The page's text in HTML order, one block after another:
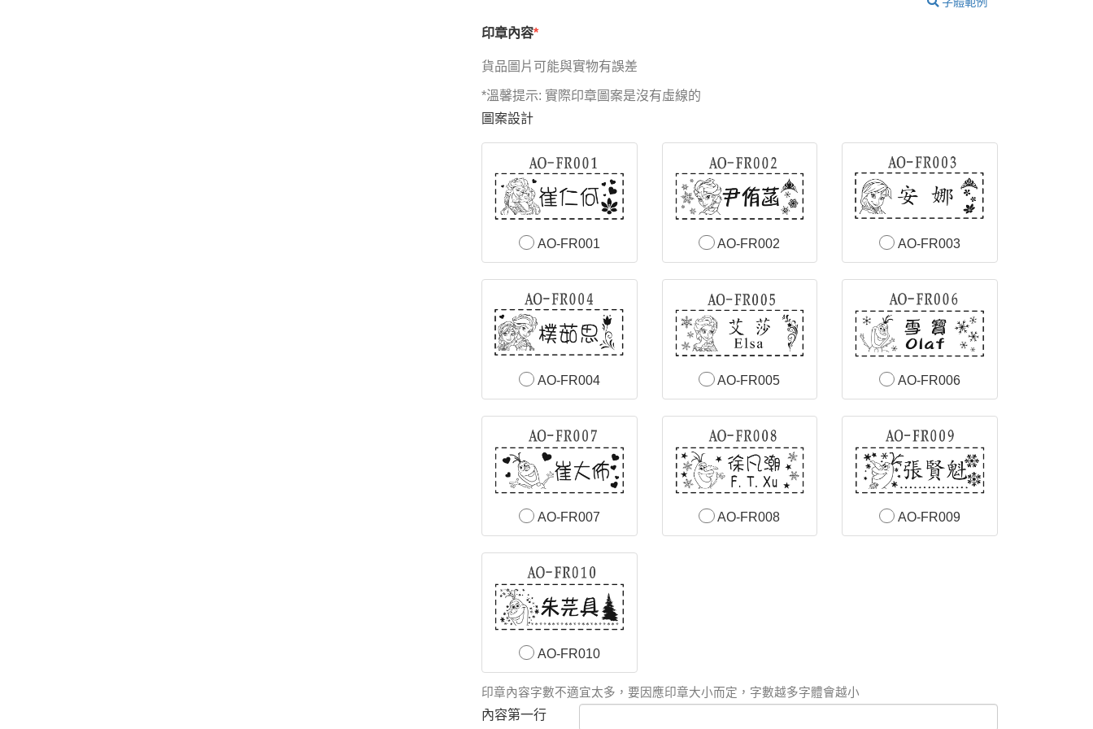
印章內容
貨品圖片可能與實物有誤差
*溫馨提示: 實際印章圖案是沒有虛線的
圖案設計
AO-FR001 AO-FR002 AO-FR003
AO-FR004 AO-FR005 AO-FR006
AO-FR007 AO-FR008 AO-FR009
AO-FR010
印章內容字數不適宜太多，要因應印章大小而定，字數越多字體會越小
內容第一行